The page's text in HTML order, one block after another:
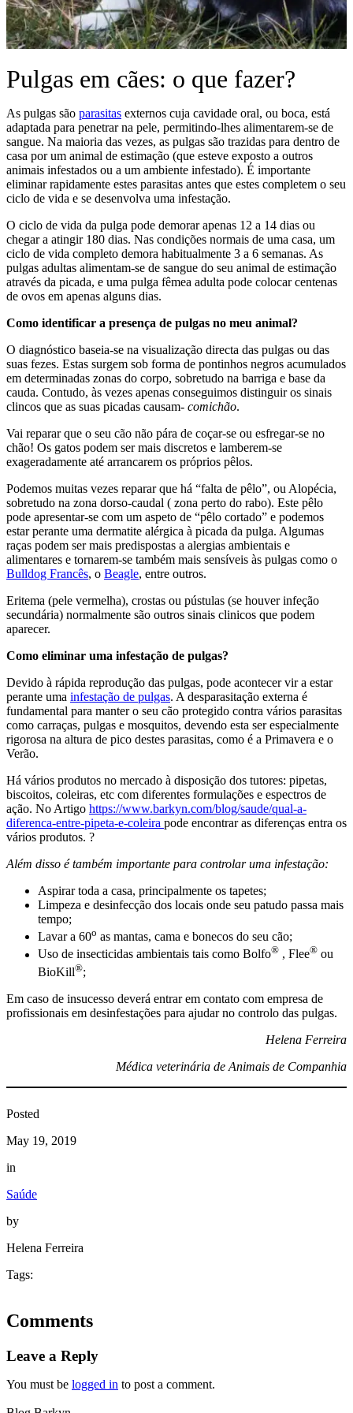
Pulgas em cães: o que fazer?
As pulgas são parasitas externos cuja cavidade oral, ou boca, está
adaptada para penetrar na pele, permitindo-lhes alimentarem-se de
sangue. Na maioria das vezes, as pulgas são trazidas para dentro de
casa por um animal de estimação (que esteve exposto a outros
animais infestados ou a um ambiente infestado). É importante
eliminar rapidamente estes parasitas antes que estes completem o seu
ciclo de vida e se desenvolva uma infestação.
O ciclo de vida da pulga pode demorar apenas 12 a 14 dias ou
chegar a atingir 180 dias. Nas condições normais de uma casa, um
ciclo de vida completo demora habitualmente 3 a 6 semanas. As
pulgas adultas alimentam-se de sangue do seu animal de estimação
através da picada, e uma pulga fêmea adulta pode colocar centenas
de ovos em apenas alguns dias.
Como identificar a presença de pulgas no meu animal?
O diagnóstico baseia-se na visualização directa das pulgas ou das
suas fezes. Estas surgem sob forma de pontinhos negros acumulados
em determinadas zonas do corpo, sobretudo na barriga e base da
cauda. Contudo, às vezes apenas conseguimos distinguir os sinais
clincos que as suas picadas causam- comichão.
Vai reparar que o seu cão não pára de coçar-se ou esfregar-se no
chão! Os gatos podem ser mais discretos e lamberem-se
exageradamente até arrancarem os próprios pêlos.
Podemos muitas vezes reparar que há “falta de pêlo”, ou Alopécia,
sobretudo na zona dorso-caudal ( zona perto do rabo). Este pêlo
pode apresentar-se com um aspeto de “pêlo cortado” e podemos
estar perante uma dermatite alérgica à picada da pulga. Algumas
raças podem ser mais predispostas a alergias ambientais e
alimentares e tornarem-se também mais sensíveis às pulgas como o
Bulldog Francês, o Beagle, entre outros.
Eritema (pele vermelha), crostas ou pústulas (se houver infeção
secundária) normalmente são outros sinais clinicos que podem
aparecer.
Como eliminar uma infestação de pulgas?
Devido à rápida reprodução das pulgas, pode acontecer vir a estar
perante uma infestação de pulgas. A desparasitação externa é
fundamental para manter o seu cão protegido contra vários parasitas
como carraças, pulgas e mosquitos, devendo esta ser especialmente
rigorosa na altura de pico destes parasitas, como é a Primavera e o
Verão.
Há vários produtos no mercado à disposição dos tutores: pipetas,
biscoitos, coleiras, etc com diferentes formulações e espectros de
ação. No Artigo https://www.barkyn.com/blog/saude/qual-a-
diferenca-entre-pipeta-e-coleira pode encontrar as diferenças entra os
vários produtos. ?
Além disso é também importante para controlar uma infestação:
Aspirar toda a casa, principalmente os tapetes;
Limpeza e desinfecção dos locais onde seu patudo passa mais
tempo;
Lavar a 60o as mantas, cama e bonecos do seu cão;
Uso de insecticidas ambientais tais como Bolfo® , Flee® ou
BioKill®;
Em caso de insucesso deverá entrar em contato com empresa de
profissionais em desinfestações para ajudar no controlo das pulgas.
Helena Ferreira
Médica veterinária de Animais de Companhia
Posted
May 19, 2019
in
Saúde
by
Helena Ferreira
Tags:
Comments
Leave a Reply
You must be logged in to post a comment.